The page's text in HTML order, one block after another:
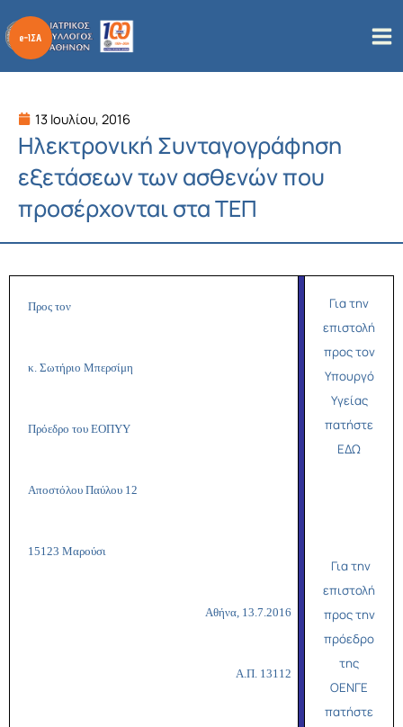
στο
περιεχόμενο
13 Ιουλίου, 2016
Ηλεκτρονική Συνταγογράφηση
εξετάσεων των ασθενών που
προσέρχονται στα ΤΕΠ
Προς τον
κ. Σωτήριο Μπερσίμη
Πρόεδρο του ΕΟΠΥΥ
Αποστόλου Παύλου 12
15123 Μαρούσι
Αθήνα, 13.7.2016
Α.Π. 13112
Για την
επιστολή
προς τον
Υπουργό
Υγείας
πατήστε
ΕΔΩ
Για την
επιστολή
προς την
πρόεδρο
της
ΟΕΝΓΕ
πατήστε